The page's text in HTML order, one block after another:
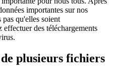
importantes sur nos
qu'elles soient
des téléchargements
plusieurs fichiers